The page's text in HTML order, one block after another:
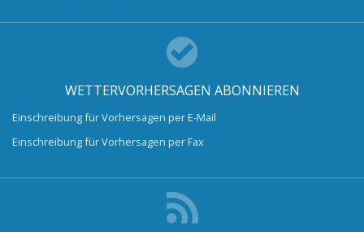
WETTERVORHERSAGEN ABONNIEREN
Einschreibung für Vorhersagen per E-Mail
Einschreibung für Vorhersagen per Fax